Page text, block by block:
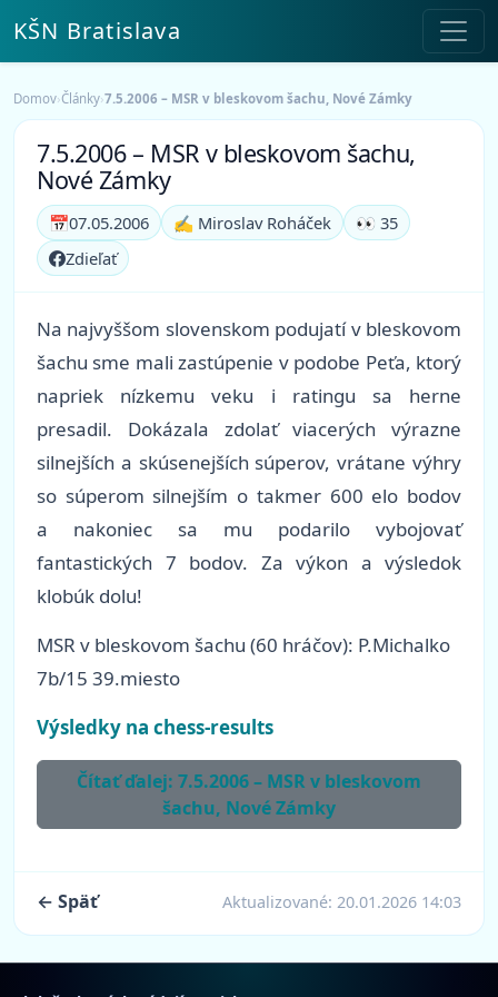
KŠN Bratislava
Domov›Články›7.5.2006 – MSR v bleskovom šachu, Nové Zámky
7.5.2006 – MSR v bleskovom šachu,
Nové Zámky
📅07.05.2006 ✍️ Miroslav Roháček
👀 35
Zdieľať
Na najvyššom slovenskom podujatí v bleskovom
šachu sme mali zastúpenie v podobe Peťa, ktorý
napriek nízkemu veku i ratingu sa herne
presadil. Dokázala zdolať viacerých výrazne
silnejších a skúsenejších súperov, vrátane výhry
so súperom silnejším o takmer 600 elo bodov
a nakoniec sa mu podarilo vybojovať
fantastických 7 bodov. Za výkon a výsledok
klobúk dolu!
MSR v bleskovom šachu (60 hráčov): P.Michalko
7b/15 39.miesto
Výsledky na chess-results
Čítať ďalej: 7.5.2006 – MSR v bleskovom
šachu, Nové Zámky
← Späť Aktualizované: 20.01.2026 14:03